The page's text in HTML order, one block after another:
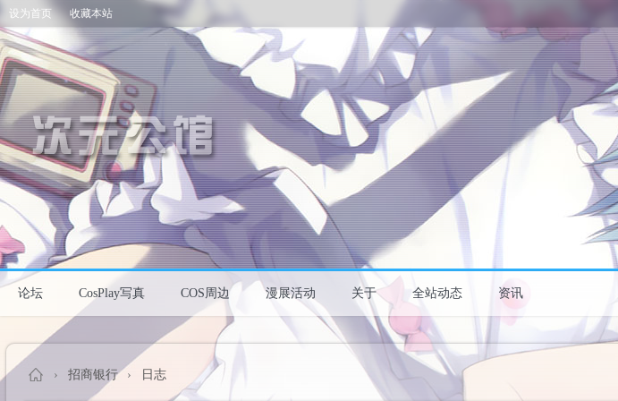
设为首页 收藏本站
论坛 CosPlay写真 COS周边 漫展活动 关于 全站动态 资讯
› 招商银行 › 日志